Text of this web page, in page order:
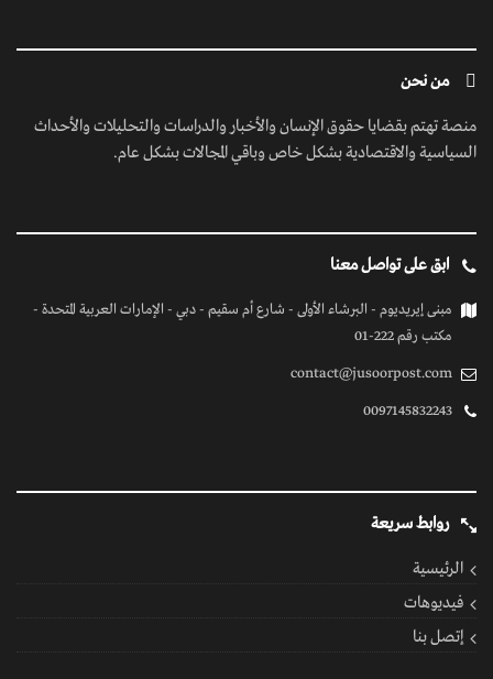
من نحن
منصة تهتم بقضايا حقوق الإنسان والأخبار والدراسات والتحليلات والأحداث
السياسية والاقتصادية بشكل خاص وباقي المجالات بشكل عام.
ابق على تواصل معنا
مبنى إيريديوم - البرشاء الأولى - شارع أم سقيم - دبي - الإمارات العربية المتحدة -
مكتب رقم 222-01
contact@jusoorpost.com
0097145832243
روابط سريعة
الرئيسية
فيديوهات
إتصل بنا